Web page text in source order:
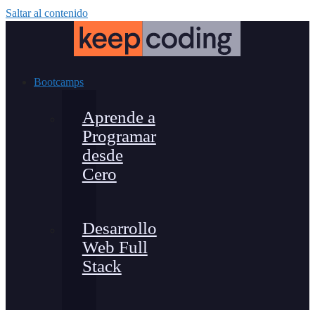
Saltar al contenido
Bootcamps
Aprende a
Programar
desde
Cero
Desarrollo
Web Full
Stack